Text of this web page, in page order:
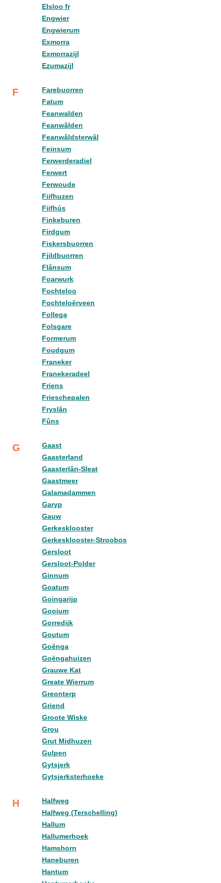
Elsloo fr
Engwier
Engwierum
Exmorra
Exmorrazijl
Ezumazijl
F
Farebuorren
Fatum
Feanwalden
Feanwâlden
Feanwâldsterwâl
Feinsum
Ferwerderadiel
Ferwert
Ferwoude
Fiifhuzen
Fiifhús
Finkeburen
Firdgum
Fiskersbuorren
Fjildbuorren
Flânsum
Foarwurk
Fochteloo
Fochteloërveen
Follega
Folsgare
Formerum
Foudgum
Franeker
Franekeradeel
Friens
Frieschepalen
Fryslân
Fûns
G
Gaast
Gaasterland
Gaasterlân-Sleat
Gaastmeer
Galamadammen
Garyp
Gauw
Gerkesklooster
Gerkesklooster-Stroobos
Gersloot
Gersloot-Polder
Ginnum
Goatum
Goingarijp
Gooium
Gorredijk
Goutum
Goënga
Goëngahuizen
Grauwe Kat
Greate Wierrum
Greonterp
Griend
Groote Wiske
Grou
Grut Midhuzen
Gulpen
Gytsjerk
Gytsjerksterhoeke
H
Halfweg
Halfweg (Terschelling)
Hallum
Hallumerhoek
Hamshorn
Haneburen
Hantum